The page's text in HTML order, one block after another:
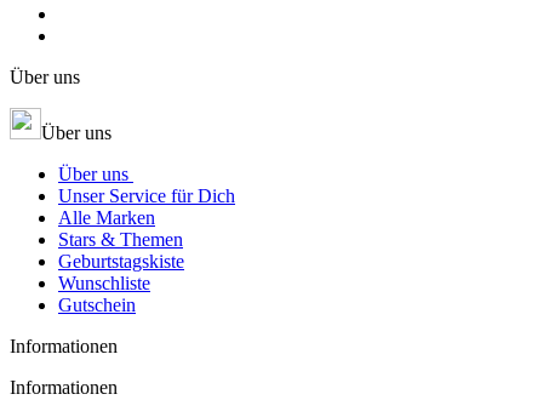
Über uns
Über uns
Über uns
Unser Service für Dich
Alle Marken
Stars & Themen
Geburtstagskiste
Wunschliste
Gutschein
Informationen
Informationen